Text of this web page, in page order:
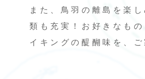
また、鳥羽の離島を楽
類も充実！お好きなも
イキングの醍醐味を、